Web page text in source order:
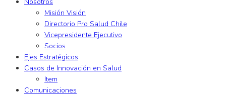
Misión Visión
Directorio Pro Salud Chile
Vicepresidente Ejecutivo
Socios
Ejes Estratégicos
Casos de Innovación en Salud
Item
Comunicaciones